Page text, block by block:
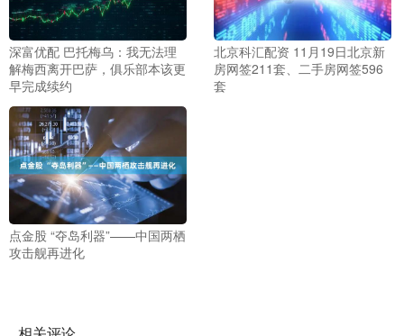
深富优配 巴托梅乌：我无法理
解梅西离开巴萨，俱乐部本该更
早完成续约
北京科汇配资 11月19日北京新
房网签211套、二手房网签596
套
点金股 “夺岛利器”——中国两栖
攻击舰再进化